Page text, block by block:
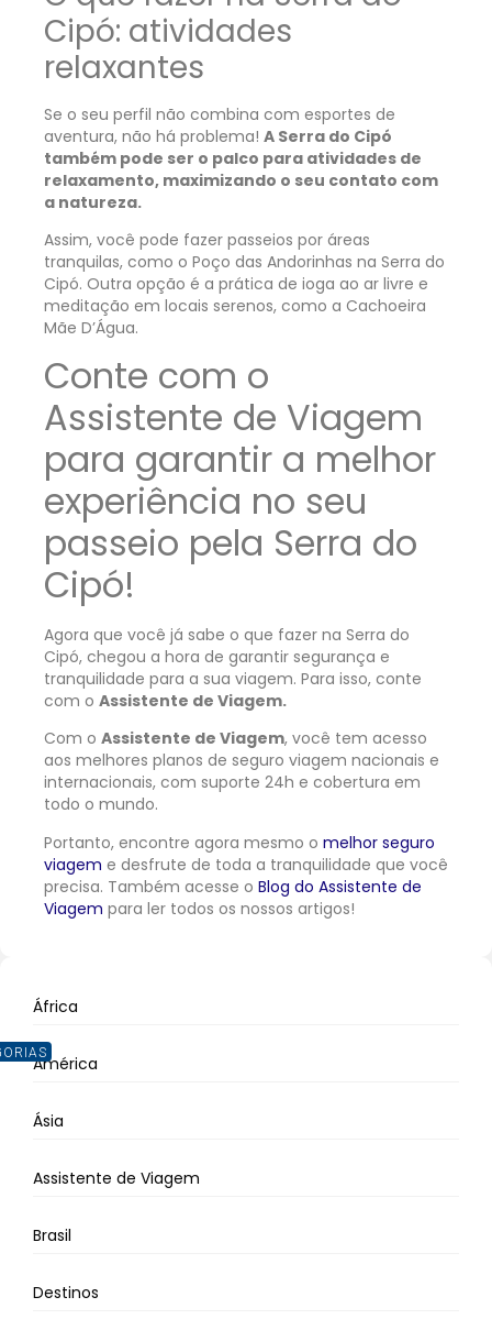
Cipó: atividades
relaxantes
Se o seu perfil não combina com esportes de
aventura, não há problema! A Serra do Cipó
também pode ser o palco para atividades de
relaxamento, maximizando o seu contato com
a natureza.
Assim, você pode fazer passeios por áreas
tranquilas, como o Poço das Andorinhas na Serra do
Cipó. Outra opção é a prática de ioga ao ar livre e
meditação em locais serenos, como a Cachoeira
Mãe D’Água.
Conte com o
Assistente de Viagem
para garantir a melhor
experiência no seu
passeio pela Serra do
Cipó!
Agora que você já sabe o que fazer na Serra do
Cipó, chegou a hora de garantir segurança e
tranquilidade para a sua viagem. Para isso, conte
com o Assistente de Viagem.
Com o Assistente de Viagem, você tem acesso
aos melhores planos de seguro viagem nacionais e
internacionais, com suporte 24h e cobertura em
todo o mundo.
Portanto, encontre agora mesmo o melhor seguro
viagem e desfrute de toda a tranquilidade que você
precisa. Também acesse o Blog do Assistente de
Viagem para ler todos os nossos artigos!
África
América
Ásia
Assistente de Viagem
Brasil
Destinos